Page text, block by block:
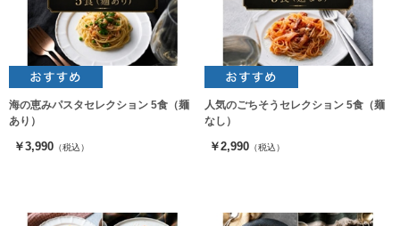
海の恵みパスタセレクション 5食（麺
あり）
￥3,990 （税込）
人気のごちそうセレクション 5食（麺
なし）
￥2,990 （税込）